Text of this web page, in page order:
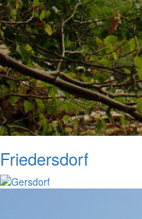
Friedersdorf